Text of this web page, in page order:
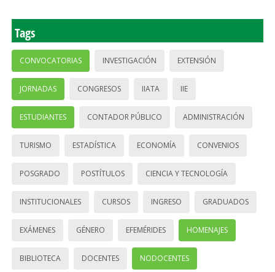
Tags
CONVOCATORIAS INVESTIGACIÓN EXTENSIÓN
JORNADAS CONGRESOS IIATA IIE
ESTUDIANTES CONTADOR PÚBLICO ADMINISTRACIÓN
TURISMO ESTADÍSTICA ECONOMÍA CONVENIOS
POSGRADO POSTÍTULOS CIENCIA Y TECNOLOGÍA
INSTITUCIONALES CURSOS INGRESO GRADUADOS
EXÁMENES GÉNERO EFEMÉRIDES HOMENAJES
BIBLIOTECA DOCENTES NODOCENTES